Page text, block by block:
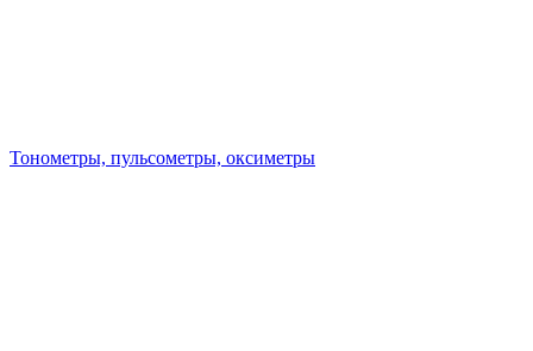
Тонометры, пульсометры, оксиметры